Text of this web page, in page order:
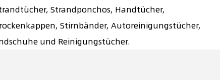
Strandponchos, Handtücher,
Stirnbänder, Autoreinigungstücher,
und Reinigungstücher.